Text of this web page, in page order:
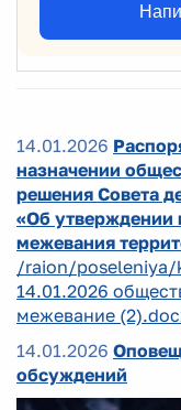
14.01.2026
назначении
решения Совета
«Об утверждении
межевания
/raion/
14.01.2026
межевание
14.01.2026
обсуждений